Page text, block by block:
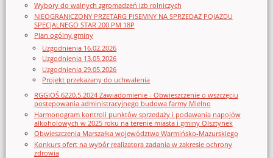
Wybory do walnych zgromadzeń izb rolniczych
NIEOGRANICZONY PRZETARG PISEMNY NA SPRZEDAŻ POJAZDU
SPECJALNEGO STAR 200 PM 18P
Plan ogólny gminy
Uzgodnienia 16.02.2026
Uzgodnienia 13.05.2026
Uzgodnienia 29.05.2026
Projekt przekazany do uchwalenia
RGGIOŚ.6220.5.2024 Zawiadomienie - Obwieszczenie o wszczęciu
postępowania administracyjnego budowa farmy Mielno
Harmonogram kontroli punktów sprzedaży i podawania napojów
alkoholowych w 2025 roku na terenie miasta i gminy Olsztynek
Obwieszczenia Marszałka województwa Warmińsko-Mazurskiego
Konkurs ofert na wybór realizatora zadania w zakresie ochrony
zdrowia